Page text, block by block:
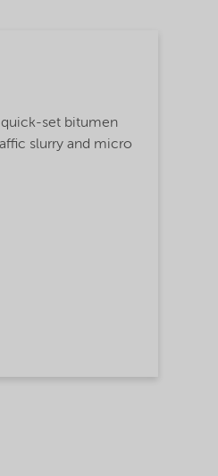
set bitumen
slurry and micro